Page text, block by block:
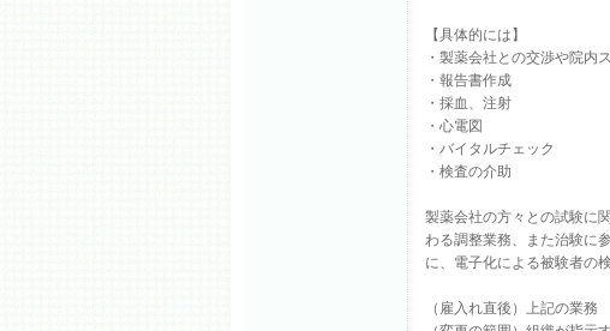
【具体的には】
・製薬会社との交渉や院内
・報告書作成
・採血、注射
・心電図
・バイタルチェック
・検査の介助
製薬会社の方々との試験に
わる調整業務、また治験に
に、電子化による被験者の
（雇入れ直後）上記の業務